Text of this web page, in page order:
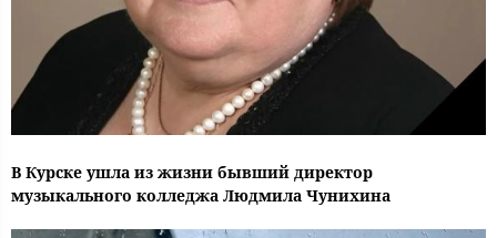
В Курске ушла из жизни бывший директор
музыкального колледжа Людмила Чунихина